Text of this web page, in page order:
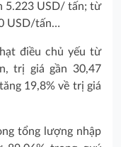
5.223 USD/ tấn; từ
USD/tấn…
điều chủ yếu từ
trị giá gần 30,47
19,8% về trị giá
tổng lượng nhập